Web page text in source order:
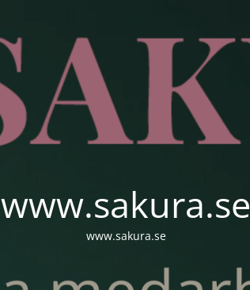
www.sakura.se
www.sakura.se